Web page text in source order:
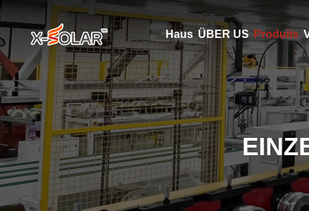
Haus ÜBER US Produits